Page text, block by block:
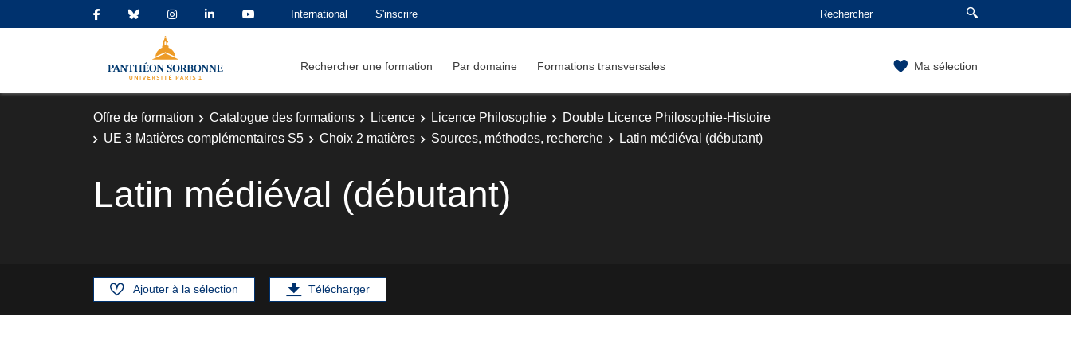
International S'inscrire
Rechercher une formation Par domaine Formations transversales Ma sélection
Offre de formation Catalogue des formations Licence Licence Philosophie
Double Licence Philosophie-Histoire
UE 3 Matières complémentaires S5
Choix 2 matières Sources, méthodes, recherche Latin médiéval (débutant)
Latin médiéval (débutant)
Ajouter à la sélection Télécharger